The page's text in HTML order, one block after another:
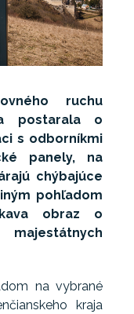
ruchu
postarala o
s odborníkmi
panely, na
chýbajúce
pohľadom
obraz o
na vybrané
kraja